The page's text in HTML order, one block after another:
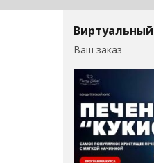
Ваш заказ